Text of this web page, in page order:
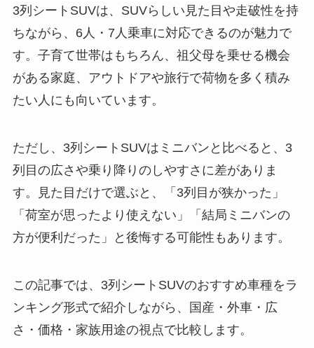
3列シートSUVは、SUVらしい見た目や走破性を持
ちながら、6人・7人乗車に対応できるのが魅力で
す。子育て世帯はもちろん、祖父母を乗せる機会
がある家庭、アウトドアや旅行で荷物を多く積み
たい人にも向いています。
ただし、3列シートSUVはミニバンと比べると、3
列目の広さや乗り降りのしやすさに差がありま
す。見た目だけで選ぶと、「3列目が狭かった」
「荷室が思ったより使えない」「結局ミニバンの
方が便利だった」と後悔する可能性もあります。
この記事では、3列シートSUVのおすすめ車種をラ
ンキング形式で紹介しながら、国産・外車・広
さ・価格・家族用途の視点で比較します。